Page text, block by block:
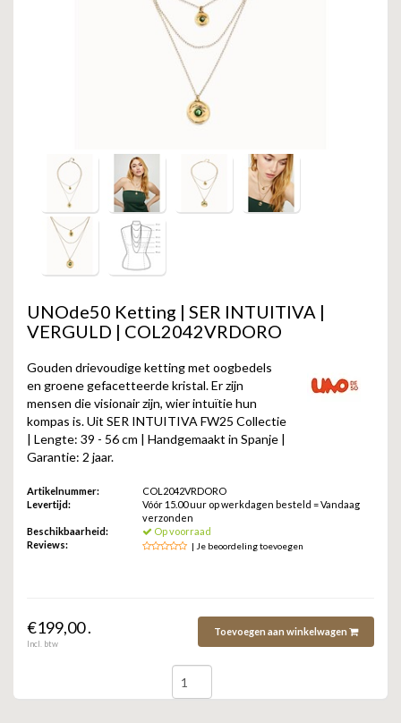
SILK | SALE
JOSH
KARMA
CAMPS & CAMPS
BERNICE
ZAG BIJOUX
LILLY
KAPTEN & SON
SER INTREPIDA | SS25
CADEAUTJES VANAF € 100
UNOde50 Ketting | SER INTUITIVA |
VERGULD | COL2042VRDORO
Gouden drievoudige ketting met oogbedels
en groene gefacetteerde kristal. Er zijn
mensen die visionair zijn, wier intuïtie hun
kompas is. Uit SER INTUITIVA FW25 Collectie
| Lengte: 39 - 56 cm | Handgemaakt in Spanje |
Garantie: 2 jaar.
Artikelnummer:
COL2042VRDORO
Levertijd:
Vóór 15.00 uur op werkdagen besteld = Vandaag
verzonden
Beschikbaarheid:
Op voorraad
Reviews:
| Je beoordeling toevoegen
€199,00 .
Incl. btw
Toevoegen aan winkelwagen